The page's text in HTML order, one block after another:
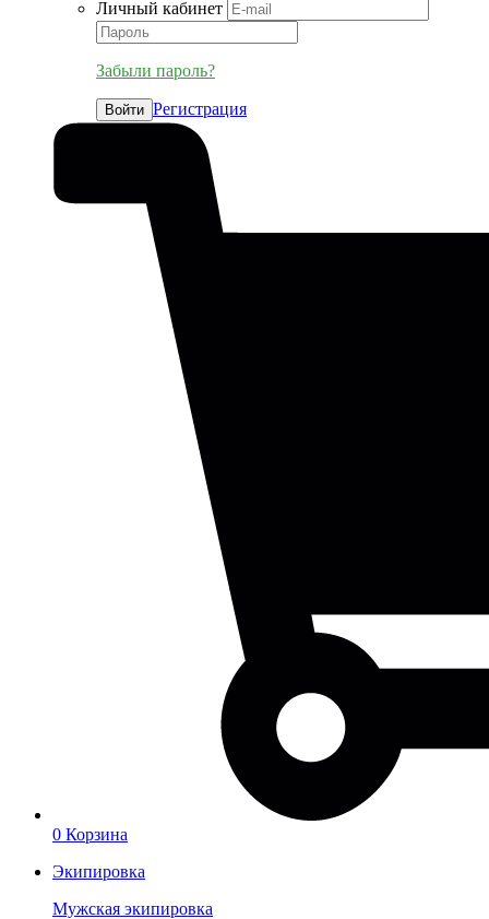
Личный кабинет
Забыли пароль?
Войти Регистрация
0 Корзина
Экипировка
Мужская экипировка